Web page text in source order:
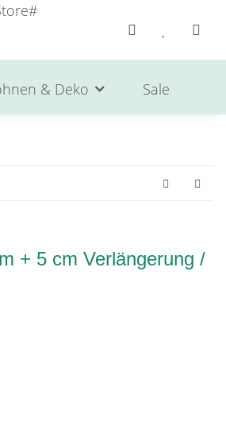
& Deko Sale
+ 5 cm Verlängerung /